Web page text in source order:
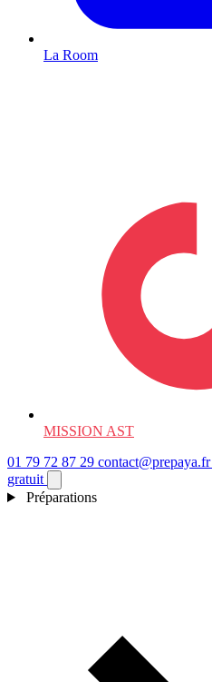
La Room
MISSION AST
01 79 72 87 29 contact@prepaya.fr
gratuit
Préparations